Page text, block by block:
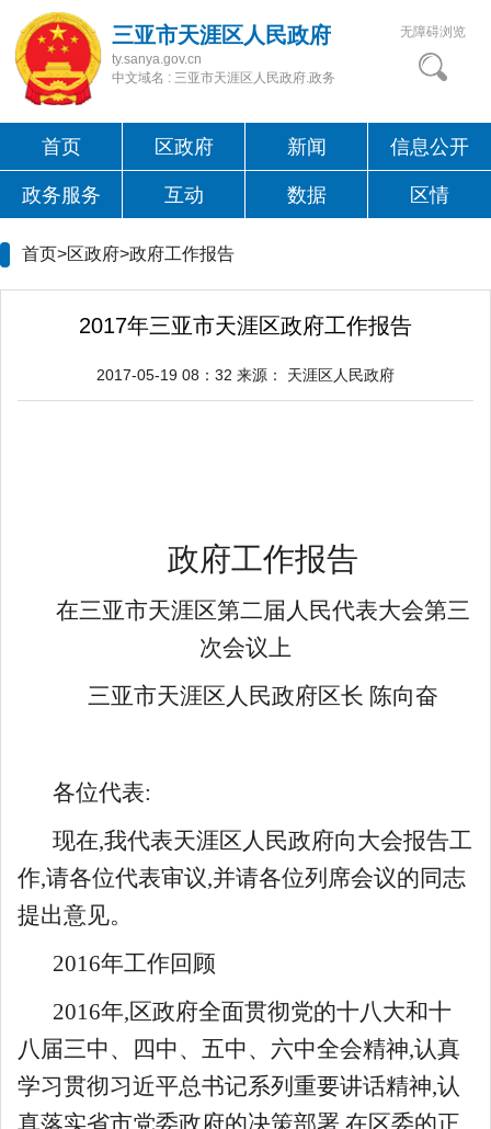
三亚市天涯区人民政府
ty.sanya.gov.cn
中文域名 : 三亚市天涯区人民政府.政务
无障碍浏览
首页 区政府 新闻 信息公开
政务服务 互动 数据 区情
首页>区政府>政府工作报告
2017年三亚市天涯区政府工作报告
2017-05-19 08：32 来源： 天涯区人民政府
政府工作报告
在三亚市天涯区第二届人民代表大会第三
次会议上
三亚市天涯区人民政府区长 陈向奋
各位代表:
现在,我代表天涯区人民政府向大会报告工
作,请各位代表审议,并请各位列席会议的同志
提出意见。
2016年工作回顾
2016年,区政府全面贯彻党的十八大和十
八届三中、四中、五中、六中全会精神,认真
学习贯彻习近平总书记系列重要讲话精神,认
真落实省市党委政府的决策部署,在区委的正